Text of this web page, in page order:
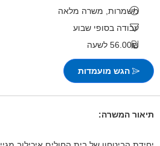
משמרות, משרה מלאה
עבודה בסופי שבוע
56.00₪ לשעה
הגש מועמדות
תיאור המשרה: